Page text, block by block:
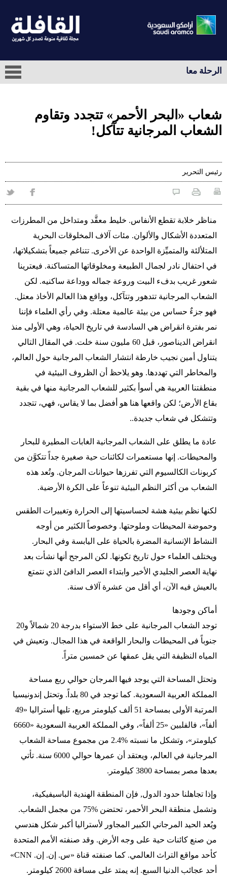
الرحلة معا
شعاب «البحر الأحمر» تتجدد وتقاوم
الشعاب المرجانية تتآكل!
رئيس التحرير
مناظر خلابة تقطع الأنفاس. خليط معقَّد ومتداخل من المطرزات
المتعددة الأشكال والألوان. مئات آلاف المخلوقات البحرية
المتلألئة والمتميِّزة الواحدة عن الأخرى. تتناغم جميعاً بتشكيلاتها،
في احتفال نادر لجمال الطبيعة ومخلوقاتها المتساكنة. فيعترينا
شعور غريب بدفء البيت وروعة جماله ووداعة ساكنيه. لكن
الشعاب المرجانية تتدهور وتتآكل، وواقع هذا العالم الأخاذ معتل.
فهو جزءٌ حساس من بيئة عالمية معتلة. وفي رأي العلماء فإننا
نمر بفترة انقراض هي السادسة في تاريخ الحياة، وهي الأولى منذ
انقراض الديناصور، قبل 60 مليون سنة خلت. في المقال التالي
يتناول أمين نجيب خارطة انتشار الشعاب المرجانية حول العالم،
والمخاطر التي تهددها. وهو يلاحظ أن الظروف البيئية في
منطقتنا العربية هي أسوأ بكثير للشعاب المرجانية منها في بقية
بقاع الأرض؛ لكن واقعها هنا هو أفضل بما لا يقاس، فهي، تتجدد
وتتشكل في شعاب جديدة..
عادة ما يطلق على الشعاب المرجانية الغابات المطيرة للبحار
والمحيطات. إنها مستعمرات لكائنات حية صغيرة جداً تتكوَّن من
كربونات الكالسيوم التي تفرزها حيوانات المرجان. وتُعد هذه
الشعاب من أكثر النظم البيئية تنوعاً على الكرة الأرضية.
لكنها نظم بيئية هشة لحساسيتها إلى الحرارة وتغييرات الطقس
وحموضة المحيطات وملوحتها. وخصوصاً الكثير من أوجه
النشاط الإنسانية المضرة بالحياة على اليابسة وفي البحار.
ويختلف العلماء حول تاريخ تكونها. لكن المرجح أنها نشأت بعد
نهاية العصر الجليدي الأخير وابتداء العصر الدافئ الذي نتمتع
بالعيش فيه الآن، أي أقل من عشرة آلاف سنة.
أماكن وجودها
توجد الشعاب المرجانية على خط الاستواء بدرجة 20 شمالاً و20
جنوباً فى المحيطات والبحار الواقعة في هذا المجال. وتعيش في
المياه النظيفة التي يقل عمقها عن خمسين متراً.
وتحتل المساحة التي يوجد فيها المرجان حوالي ربع مساحة
المملكة العربية السعودية. كما توجد في 80 بلداً. وتحتل إندونيسيا
المرتبة الأولى بمساحة 51 ألف كيلومتر مربع، تليها أستراليا «49
ألفاً»، فالفلبين «25 ألفاً»، وفي المملكة العربية السعودية «6660
كيلومتر»، وتشكل ما نسبته %2.4 من مجموع مساحة الشعاب
المرجانية في العالم، ويعتقد أن عمرها حوالي 6000 سنة. تأتي
بعدها مصر بمساحة 3800 كيلومتر.
وإذا تجاهلنا حدود الدول, فإن المنطقة الهندية الباسيفيكية،
وتشمل منطقة البحر الأحمر، تحتضن %75 من مجمل الشعاب.
ويُعد الحيد المرجاني الكبير المجاور لأستراليا أكبر شكل هندسي
من صنع كائنات حية على وجه الأرض. وقد صنفته الأمم المتحدة
كأحد مواقع التراث العالمي. كما صنفته قناة «س. إن. إن. CNN»
أحد عجائب الدنيا السبع. إنه يمتد على مسافة 2600 كيلومتر.